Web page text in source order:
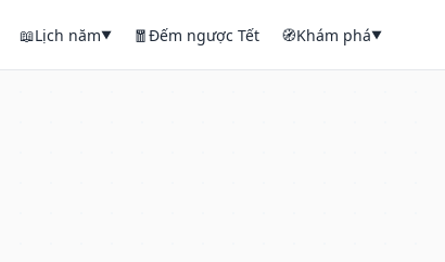
📖Lịch năm▼ 🧧Đếm ngược Tết 🧭Khám phá▼